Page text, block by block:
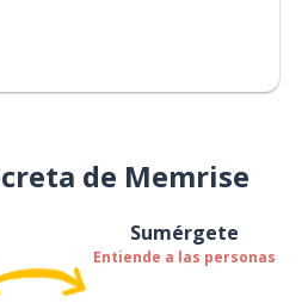
de Memrise
Sumérgete
Entiende a las personas